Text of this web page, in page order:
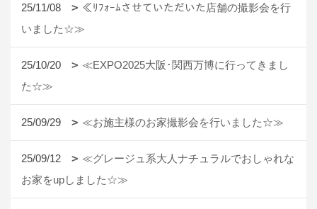
25/11/08
≪ﾘﾌｫｰﾑさせていただいた店舗の撮影会を行
いました☆≫
25/10/20
≪EXPO2025大阪･関西万博に行ってきまし
た☆≫
25/09/29 ≪お施主様のお家撮影会を行いました☆≫
25/09/12
≪グレージュ系大人ナチュラルでおしゃれな
お家をupしました☆≫